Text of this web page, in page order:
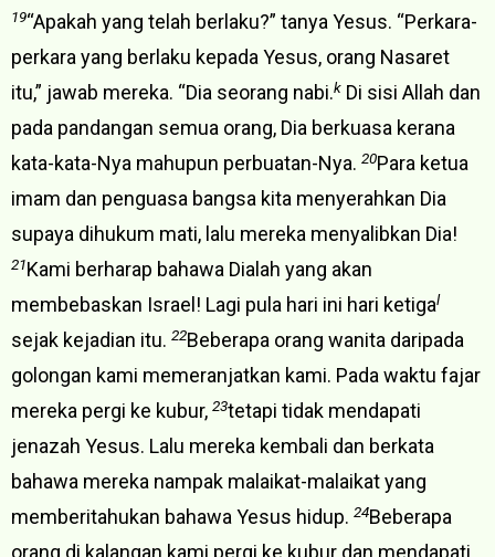
19“Apakah yang telah berlaku?” tanya Yesus. “Perkara-
perkara yang berlaku kepada Yesus, orang Nasaret
itu,” jawab mereka. “Dia seorang nabi.k Di sisi Allah dan
pada pandangan semua orang, Dia berkuasa kerana
kata-kata-Nya mahupun perbuatan-Nya. 20Para ketua
imam dan penguasa bangsa kita menyerahkan Dia
supaya dihukum mati, lalu mereka menyalibkan Dia!
21Kami berharap bahawa Dialah yang akan
membebaskan Israel! Lagi pula hari ini hari ketigal
sejak kejadian itu. 22Beberapa orang wanita daripada
golongan kami memeranjatkan kami. Pada waktu fajar
mereka pergi ke kubur, 23tetapi tidak mendapati
jenazah Yesus. Lalu mereka kembali dan berkata
bahawa mereka nampak malaikat-malaikat yang
memberitahukan bahawa Yesus hidup. 24Beberapa
orang di kalangan kami pergi ke kubur dan mendapati